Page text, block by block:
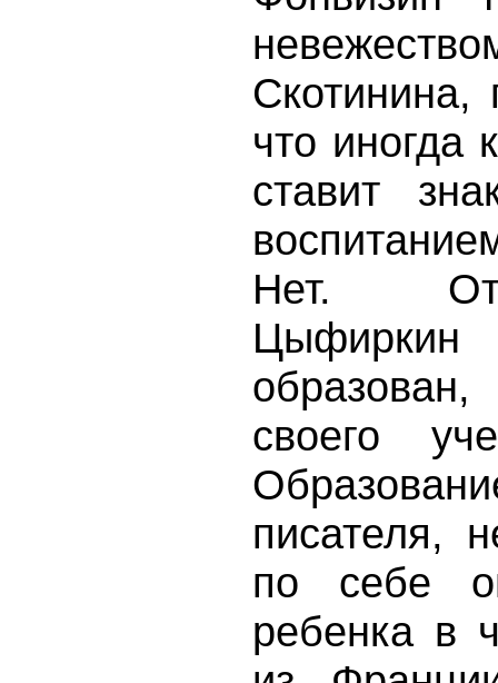
Скотинина,
что иногда
ставит
Нет.
своего
писателя,
по себе
ребенка в